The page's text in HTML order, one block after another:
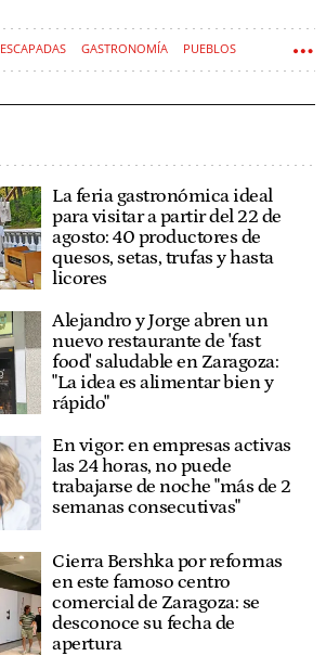
ESCAPADAS GASTRONOMÍA PUEBLOS
La feria gastronómica ideal
para visitar a partir del 22 de
agosto: 40 productores de
quesos, setas, trufas y hasta
licores
Alejandro y Jorge abren un
nuevo restaurante de 'fast
food' saludable en Zaragoza:
"La idea es alimentar bien y
rápido"
En vigor: en empresas activas
las 24 horas, no puede
trabajarse de noche "más de 2
semanas consecutivas"
Cierra Bershka por reformas
en este famoso centro
comercial de Zaragoza: se
desconoce su fecha de
apertura